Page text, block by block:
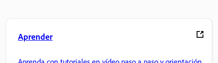
Aprender